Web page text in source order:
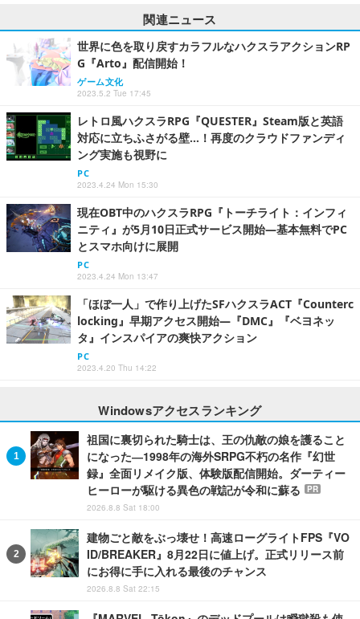
関連ニュース
世界に色を取り戻すカラフルなハクスラアクションRP
G『Arto』配信開始！
ゲーム文化
2023.5.2 Tue 17:45
レトロ風ハクスラRPG『QUESTER』Steam版と英語
対応に立ちふさがる壁…！再度のクラウドファンディ
ング実施も視野に
PC
2023.4.24 Mon 15:30
現在OBT中のハクスラRPG『トーチライト：インフィ
ニティ』が5月10日正式サービス開始―基本無料でPC
とスマホ向けに展開
PC
2023.4.24 Mon 13:47
「ほぼ一人」で作り上げたSFハクスラACT『Counterc
locking』早期アクセス開始―『DMC』『ベヨネッ
タ』インスパイアの爽快アクション
PC
2023.4.20 Thu 14:22
Windowsアクセスランキング
祖国に裏切られた騎士は、王の仇敵の娘を護ること
になった―1998年の海外SRPG不朽の名作『幻世
録』全面リメイク版、体験版配信開始。ダーティー
ヒーローが駆ける異色の戦記が令和に蘇る
PR
2026.8.8 Sat 18:00
建物ごと敵をぶっ壊せ！高速ローグライトFPS『VO
ID/BREAKER』8月22日に値上げ。正式リリース前
にお得に手に入れる最後のチャンス
2026.8.8 Sat 22:15